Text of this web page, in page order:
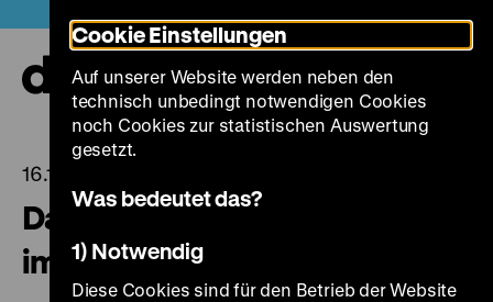
zum
Seiteninhalt
springen
16.12.2022
Das Zeughauskino geht weiter
im Pei-Bau
Cookie Einstellungen
Auf unserer Website werden neben den
technisch unbedingt notwendigen Cookies
noch Cookies zur statistischen Auswertung
gesetzt.
Was bedeutet das?
1) Notwendig
Diese Cookies sind für den Betrieb der Website